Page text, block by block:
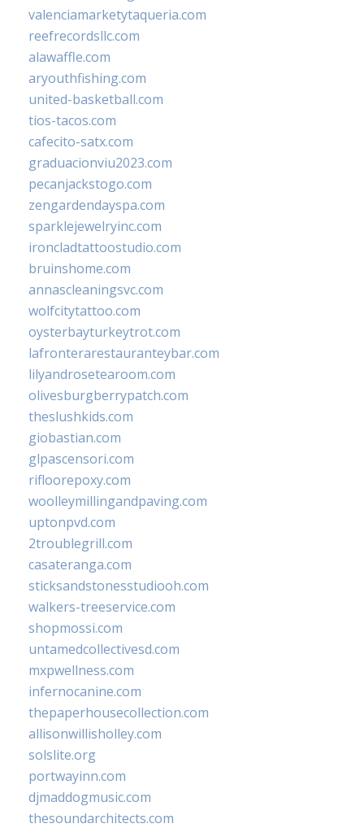
valenciamarketytaqueria.com
reefrecordsllc.com
alawaffle.com
aryouthfishing.com
united-basketball.com
tios-tacos.com
cafecito-satx.com
graduacionviu2023.com
pecanjackstogo.com
zengardendayspa.com
sparklejewelryinc.com
ironcladtattoostudio.com
bruinshome.com
annascleaningsvc.com
wolfcitytattoo.com
oysterbayturkeytrot.com
lafronterarestauranteybar.com
lilyandrosetearoom.com
olivesburgberrypatch.com
theslushkids.com
giobastian.com
glpascensori.com
rifloorepoxy.com
woolleymillingandpaving.com
uptonpvd.com
2troublegrill.com
casateranga.com
sticksandstonesstudiooh.com
walkers-treeservice.com
shopmossi.com
untamedcollectivesd.com
mxpwellness.com
infernocanine.com
thepaperhousecollection.com
allisonwillisholley.com
solslite.org
portwayinn.com
djmaddogmusic.com
thesoundarchitects.com